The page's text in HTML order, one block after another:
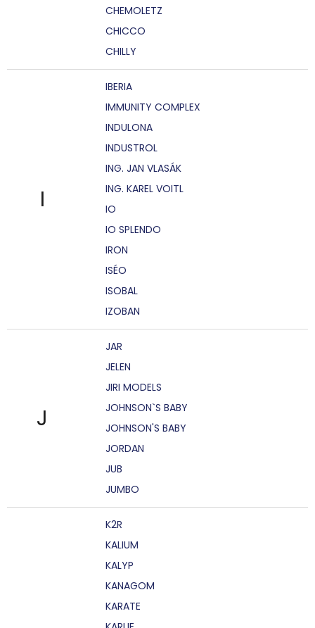
CHEMOLETZ
CHICCO
CHILLY
I
IBERIA
IMMUNITY COMPLEX
INDULONA
INDUSTROL
ING. JAN VLASÁK
ING. KAREL VOITL
IO
IO SPLENDO
IRON
ISÉO
ISOBAL
IZOBAN
J
JAR
JELEN
JIRI MODELS
JOHNSON`S BABY
JOHNSON'S BABY
JORDAN
JUB
JUMBO
K2R
KALIUM
KALYP
KANAGOM
KARATE